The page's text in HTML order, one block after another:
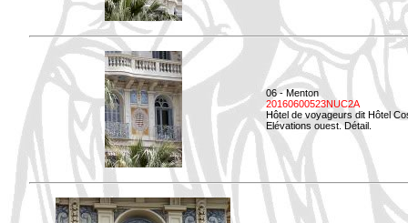
06 - Menton
20160600523NUC2A
Hôtel de voyageurs dit Hôtel
Elévations ouest. Détail.